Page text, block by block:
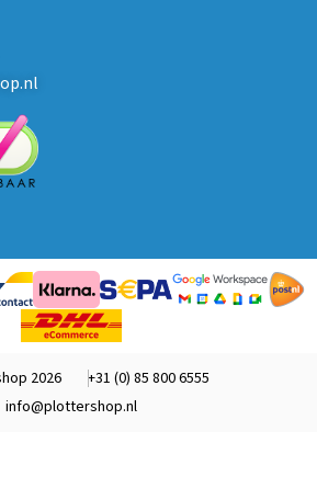
2026
+31 (0) 85 800 6555
info@plottershop.nl